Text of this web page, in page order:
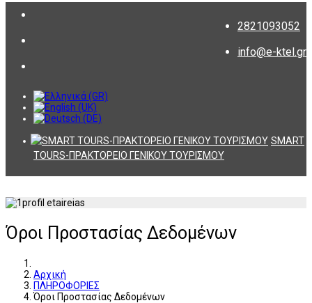
2821093052
info@e-ktel.gr
SMART
TOURS-ΠΡΑΚΤΟΡΕΙΟ ΓΕΝΙΚΟΥ ΤΟΥΡΙΣΜΟΥ
Όροι Προστασίας Δεδομένων
Αρχική
ΠΛΗΡΟΦΟΡΙΕΣ
Όροι Προστασίας Δεδομένων